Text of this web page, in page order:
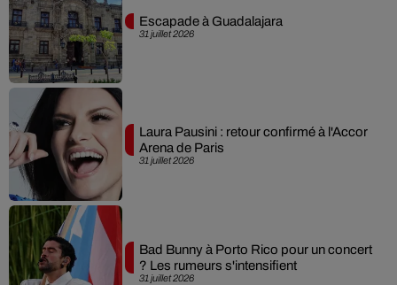
31 juillet 2026
Escapade à Guadalajara
31 juillet 2026
Laura Pausini : retour confirmé à l'Accor
Arena de Paris
31 juillet 2026
Bad Bunny à Porto Rico pour un concert
? Les rumeurs s'intensifient